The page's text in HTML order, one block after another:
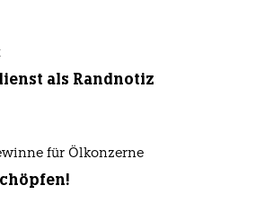
als Randnotiz
für Ölkonzerne